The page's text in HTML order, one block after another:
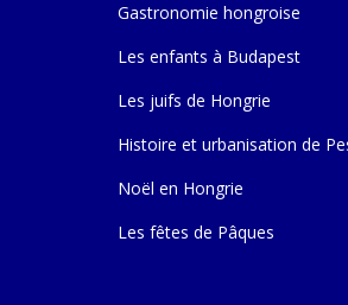
Gastronomie hongroise
Les enfants à Budapest
Les juifs de Hongrie
Histoire et urbanisation de
Noël en Hongrie
Les fêtes de Pâques